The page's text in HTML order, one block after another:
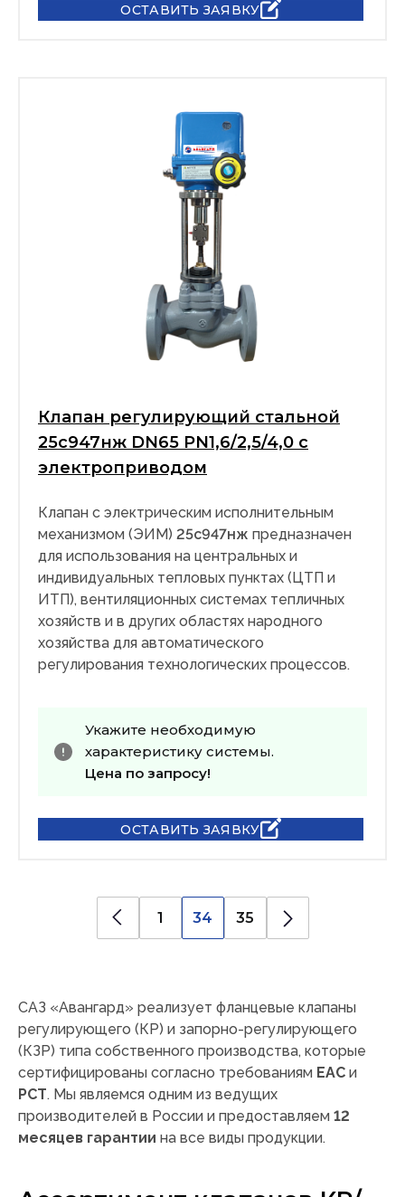
ОСТАВИТЬ ЗАЯВКУ
Клапан регулирующий стальной
25с947нж DN65 PN1,6/2,5/4,0 с
электроприводом
Клапан с электрическим исполнительным
механизмом (ЭИМ) 25с947нж предназначен
для использования на центральных и
индивидуальных тепловых пунктах (ЦТП и
ИТП), вентиляционных системах тепличных
хозяйств и в других областях народного
хозяйства для автоматического
регулирования технологических процессов.
Укажите необходимую
характеристику системы.
Цена по запросу!
ОСТАВИТЬ ЗАЯВКУ
1 34 35
САЗ «Авангард» реализует фланцевые клапаны
регулирующего (КР) и запорно-регулирующего
(КЗР) типа собственного производства, которые
сертифицированы согласно требованиям ЕАС и
РСТ. Мы являемся одним из ведущих
производителей в России и предоставляем 12
месяцев гарантии на все виды продукции.